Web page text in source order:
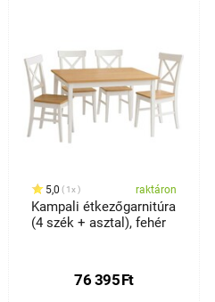
5,0 1x raktáron
Kampali étkezőgarnitúra
(4 szék + asztal), fehér
76 395Ft